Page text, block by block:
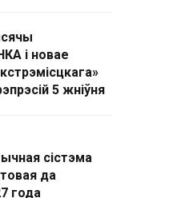
і новае
5 жніўня
сістэма
да
года